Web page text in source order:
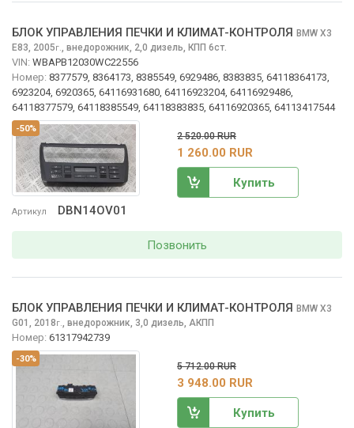
-50%
Артикул DBN14OV01
БЛОК УПРАВЛЕНИЯ ПЕЧКИ И КЛИМАТ-КОНТРОЛЯ BMW X3
E83, 2005г., внедорожник, 2,0 дизель, КПП 6ст.
VIN: WBAPB12030WC22556
Номер: 8377579, 8364173, 8385549, 6929486, 8383835, 64118364173,
6923204, 6920365, 64116931680, 64116923204, 64116929486,
64118377579, 64118385549, 64118383835, 64116920365, 64113417544
2 520.00 RUR
1 260.00 RUR
Купить
Позвонить
-30%
БЛОК УПРАВЛЕНИЯ ПЕЧКИ И КЛИМАТ-КОНТРОЛЯ BMW X3
G01, 2018г., внедорожник, 3,0 дизель, АКПП
Номер: 61317942739
5 712.00 RUR
3 948.00 RUR
Купить